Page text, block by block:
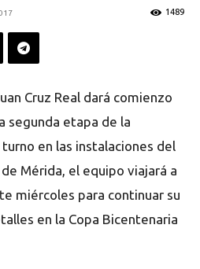
1489
Cruz Real dará comienzo
segunda etapa de la
en las instalaciones del
Mérida, el equipo viajará a
miércoles para continuar su
en la Copa Bicentenaria